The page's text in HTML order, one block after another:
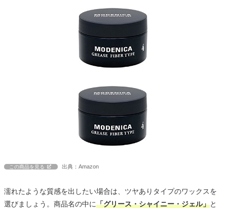
この商品を見る 出典：Amazon
濡れたような質感を出したい場合は、ツヤありタイプのワックスを
選びましょう。商品名の中に「グリース・シャイニー・ジェル」と